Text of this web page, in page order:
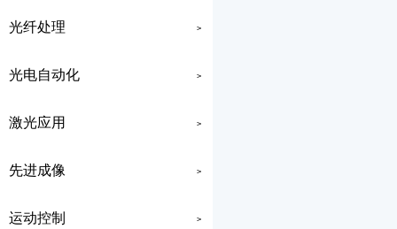
光纤处理 >
光电自动化 >
激光应用 >
先进成像 >
运动控制 >